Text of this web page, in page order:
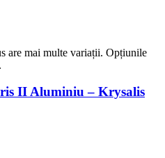
are mai multe variații. Opțiunile
II Aluminiu – Krysalis